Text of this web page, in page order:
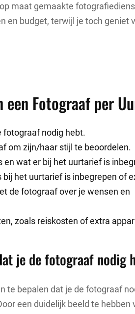
maat gemaakte
en budget, terwijl je toch geniet
Fotograaf per
fotograaf nodig hebt.
om zijn/haar stijl te beoordelen.
wat er bij het uurtarief is
bij het uurtarief is inbegrepen of
de fotograaf over je wensen en
zoals reiskosten of extra
je de fotograaf nodig
te bepalen dat je de fotograaf
een duidelijk beeld te hebben